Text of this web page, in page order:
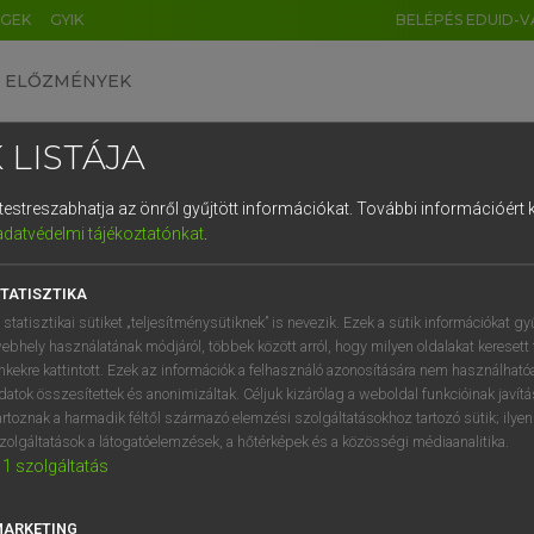
GYIK BELÉPÉS EDUID-
ELŐZMÉNYEK
szótár
VAN ELŐFIZETÉSED?
megtekintéséhez.
LISTÁJA
az önről gyűjtött információkat. További információért
tájékoztatónkat.
statisztikai sütiket „teljesítménysütiknek” is nevezik. Ezek a sütik információkat
használatának módjáról, többek között arról, hogy milyen oldalakat keresett
kattintott. Ezek az információk a felhasználó azonosítására nem
összesítettek és anonimizáltak. Céljuk kizárólag a weboldal funkcióinak
a harmadik féltől származó elemzési szolgáltatásokhoz tartozó sütik;
a látogatóelemzések, a hőtérképek és a közösségi médiaanalitika.
1 szolgáltatás
DE CN FR ES IT NL
1 2 3 4 5 6 7 8 9
q w e r t z u i
a s d f g h j k l é
í y x c v b n m , .